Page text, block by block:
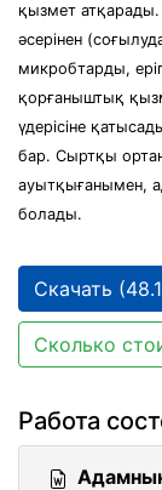
қызмет
әсерінен
микробтарды,
қорғаныштық
үдерісіне
бар. Сыртқы
ауытқығанымен,
болады.
Скачать
Сколько
Работа